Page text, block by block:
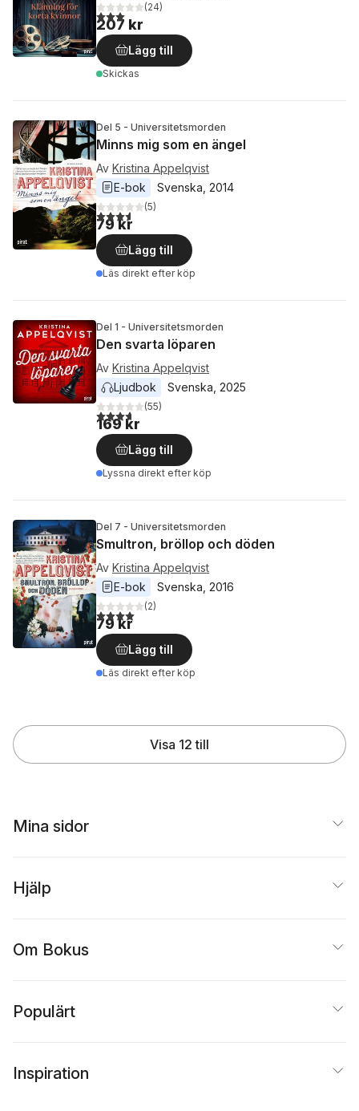
3,0utav 5 stjärnor. Totalt antal röster:
(24)
207 kr
Lägg till
Skickas
Del 5 - Universitetsmorden
Minns mig som en ängel
Av Kristina Appelqvist
E-bok
Svenska 2014
3,6utav 5 stjärnor. Totalt antal röster:
(5)
79 kr
Lägg till
Läs direkt efter köp
Del 1 - Universitetsmorden
Den svarta löparen
Av Kristina Appelqvist
Ljudbok
Svenska 2025
3,7utav 5 stjärnor. Totalt antal röster:
(55)
169 kr
Lägg till
Lyssna direkt efter köp
Del 7 - Universitetsmorden
Smultron, bröllop och döden
Av Kristina Appelqvist
E-bok
Svenska 2016
4,0utav 5 stjärnor. Totalt antal röster:
(2)
79 kr
Lägg till
Läs direkt efter köp
Visa 12 till
Mina sidor
Hjälp
Om Bokus
Populärt
Inspiration